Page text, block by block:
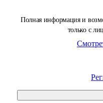
Полная информация и
только с